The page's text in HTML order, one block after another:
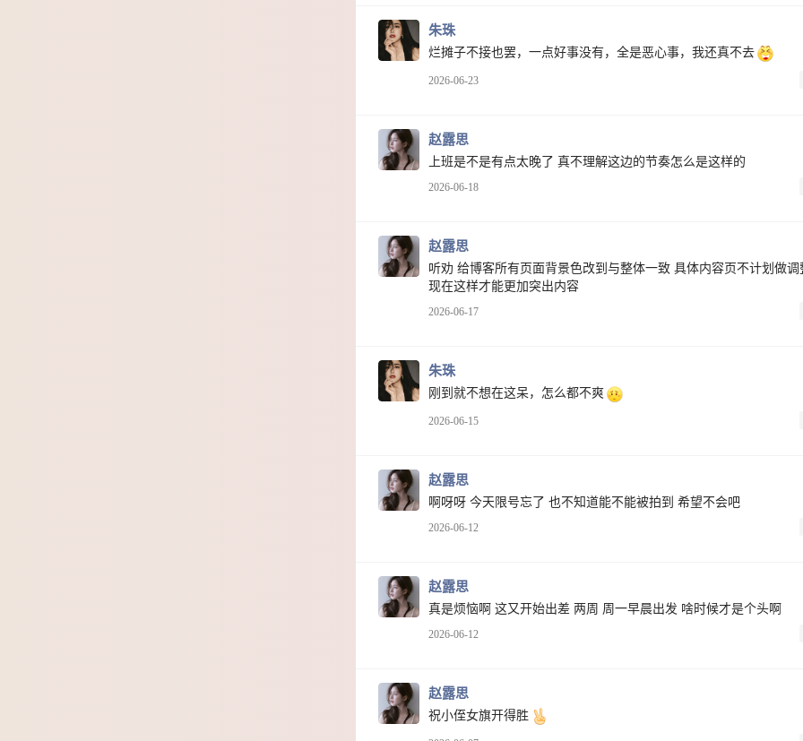
朱珠
烂摊子不接也罢，一点好事没有，全是恶心事，我还真不去
2026-06-23
赵露思
上班是不是有点太晚了 真不理解这边的节奏怎么是这样的
2026-06-18
赵露思
听劝 给博客所有页面背景色改到与整体一致 具体内容页不计划做调
现在这样才能更加突出内容
2026-06-17
朱珠
刚到就不想在这呆，怎么都不爽
2026-06-15
赵露思
啊呀呀 今天限号忘了 也不知道能不能被拍到 希望不会吧
2026-06-12
赵露思
真是烦恼啊 这又开始出差 两周 周一早晨出发 啥时候才是个头啊
2026-06-12
赵露思
祝小侄女旗开得胜